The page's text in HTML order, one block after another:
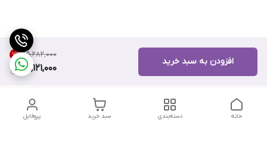
۱۵٬۲۸۲٬۰۰۰ 7%
14,121,000
افزودن به سبد خرید
پروفایل سبد خرید دسته‌بندی خانه